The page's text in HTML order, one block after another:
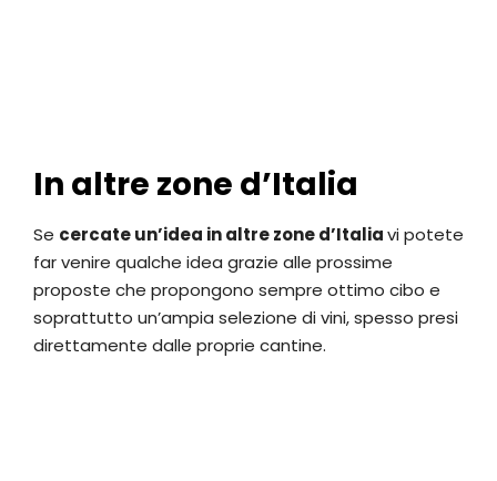
In altre zone d’Italia
Se cercate un’idea in altre zone d’Italiavi potete
far venire qualche idea grazie alle prossime
proposte che propongono sempre ottimo cibo e
soprattutto un’ampia selezione di vini, spesso presi
direttamente dalle proprie cantine.